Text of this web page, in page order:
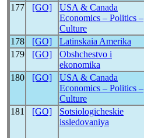
177 [GO]
USA & Canada
Economics – Politics –
Culture
178 [GO] Latinskaia Amerika
179
[GO]
Obshchestvo i
ekonomika
180
[GO]
USA & Canada
Economics – Politics –
Culture
181
[GO]
Sotsiologicheskie
issledovaniya